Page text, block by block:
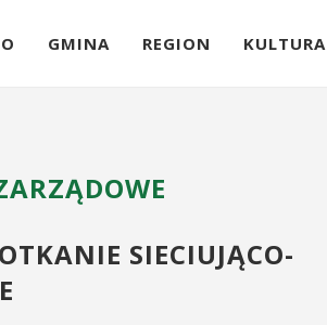
GMINA REGION KULTURA
SIECIUJĄCO-